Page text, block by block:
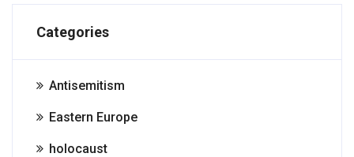
Categories
Antisemitism
Eastern Europe
holocaust